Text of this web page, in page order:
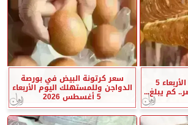
أسعار الذهب اليوم الأربعاء 5 سعر كرتونة البيض في بورصة
الدواجن وللمستهلك اليوم الأربعاء
5 أغسطس 2026